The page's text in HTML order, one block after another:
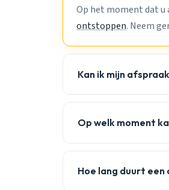
Op het moment dat u
ontstoppen. Neem
Kan ik mijn
Op welk moment
Hoe lang duurt